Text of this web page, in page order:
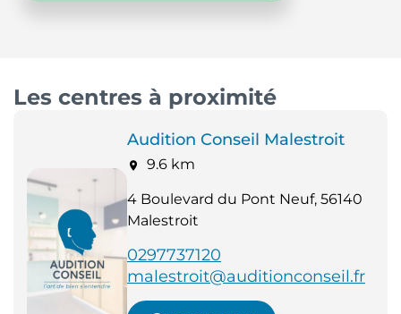
Les centres à proximité
Audition Conseil Malestroit
9.6 km
4 Boulevard du Pont Neuf, 56140
Malestroit
0297737120
malestroit@auditionconseil.fr